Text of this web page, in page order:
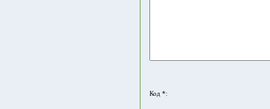
Код *: